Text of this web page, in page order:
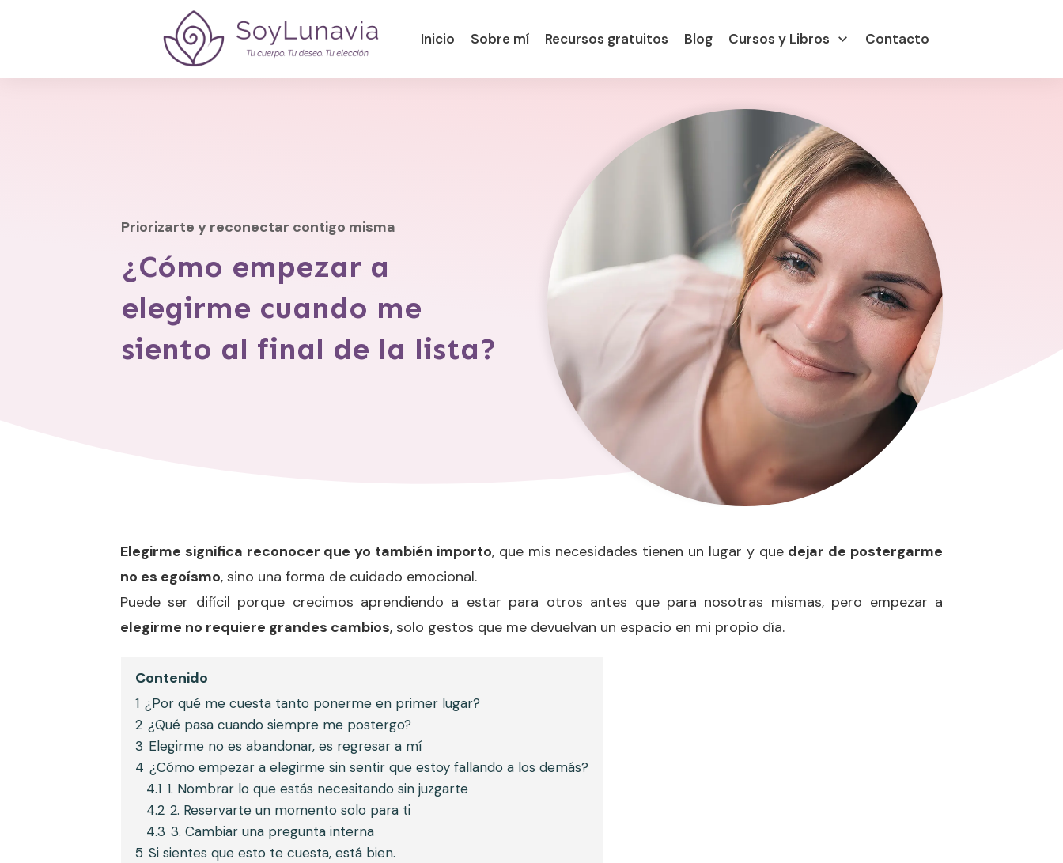
Inicio Sobre mí Recursos gratuitos Blog Cursos y Libros Contacto
Priorizarte y reconectar contigo misma
¿Cómo empezar a
elegirme cuando me
siento al final de la lista?
Elegirme significa reconocer que yo también importo, que mis necesidades tienen un lugar y que dejar de postergarme
no es egoísmo, sino una forma de cuidado emocional.
Puede ser difícil porque crecimos aprendiendo a estar para otros antes que para nosotras mismas, pero empezar a
elegirme no requiere grandes cambios, solo gestos que me devuelvan un espacio en mi propio día.
Contenido
1 ¿Por qué me cuesta tanto ponerme en primer lugar?
2 ¿Qué pasa cuando siempre me postergo?
3 Elegirme no es abandonar, es regresar a mí
4 ¿Cómo empezar a elegirme sin sentir que estoy fallando a los demás?
4.1 1. Nombrar lo que estás necesitando sin juzgarte
4.2 2. Reservarte un momento solo para ti
4.3 3. Cambiar una pregunta interna
5 Si sientes que esto te cuesta, está bien.